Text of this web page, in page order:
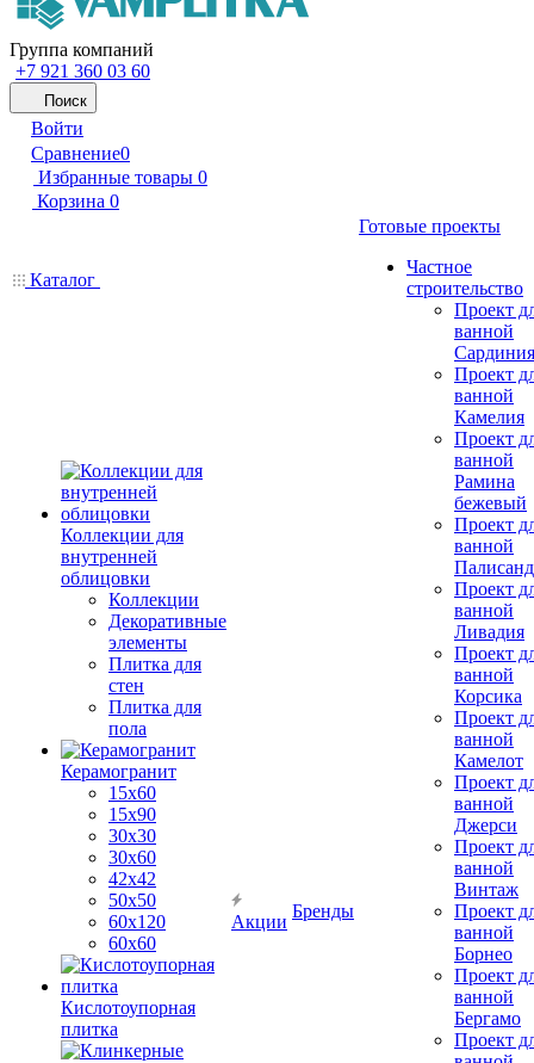
Группа компаний
+7 921 360 03 60
Поиск
Войти
Сравнение0
Избранные товары 0
Корзина 0
Каталог
Коллекции для
внутренней
облицовки
Коллекции
Декоративные
элементы
Плитка для
стен
Плитка для
пола
Керамогранит
15х60
15x90
30х30
30х60
42х42
50х50
60х120
60х60
Кислотоупорная
плитка
Акции
Бренды
Готовые проекты
Частное
строительство
Проект
ванной
Сардиния
Проект
ванной
Камелия
Проект
ванной
Рамина
бежевый
Проект
ванной
Проект
ванной
Ливадия
Проект
ванной
Корсика
Проект
ванной
Камелот
Проект
ванной
Джерси
Проект
ванной
Винтаж
Проект
ванной
Борнео
Проект
ванной
Бергамо
Проект